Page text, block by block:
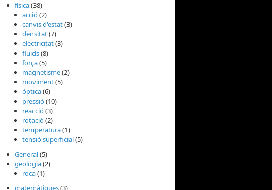
física(38)
acció(2)
canvis d'estat(3)
densitat(7)
electricitat(3)
fluids(8)
força(5)
magnetisme(2)
moviment(5)
òptica(6)
pressió(10)
reacció(3)
rotació(2)
temperatura(1)
tensió superficial(5)
General(5)
geologia(2)
roca(1)
matemàtiques(3)